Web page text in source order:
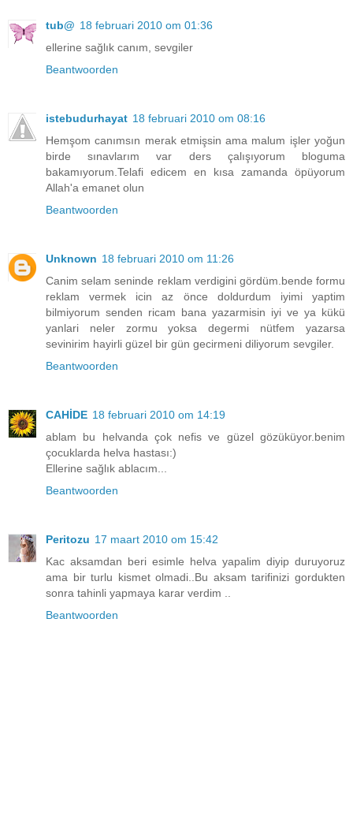
tub@ 18 februari 2010 om 01:36
ellerine sağlık canım, sevgiler
Beantwoorden
istebudurhayat 18 februari 2010 om 08:16
Hemşom canımsın merak etmişsin ama malum işler yoğun
birde sınavlarım var ders çalışıyorum bloguma
bakamıyorum.Telafi edicem en kısa zamanda öpüyorum
Allah'a emanet olun
Beantwoorden
Unknown 18 februari 2010 om 11:26
Canim selam seninde reklam verdigini gördüm.bende formu
reklam vermek icin az önce doldurdum iyimi yaptim
bilmiyorum senden ricam bana yazarmisin iyi ve ya kükü
yanlari neler zormu yoksa degermi nütfem yazarsa
sevinirim hayirli güzel bir gün gecirmeni diliyorum sevgiler.
Beantwoorden
CAHİDE 18 februari 2010 om 14:19
ablam bu helvanda çok nefis ve güzel gözüküyor.benim
çocuklarda helva hastası:)
Ellerine sağlık ablacım...
Beantwoorden
Peritozu 17 maart 2010 om 15:42
Kac aksamdan beri esimle helva yapalim diyip duruyoruz
ama bir turlu kismet olmadi..Bu aksam tarifinizi gordukten
sonra tahinli yapmaya karar verdim ..
Beantwoorden